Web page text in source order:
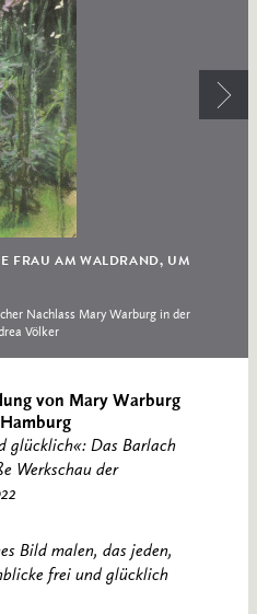
FRAU AM WALDRAND, UM
Nachlass Mary Warburg in der
Völker
von Mary Warburg
glücklich«: Das Barlach
Werkschau der
Bild malen, das jeden,
frei und glücklich